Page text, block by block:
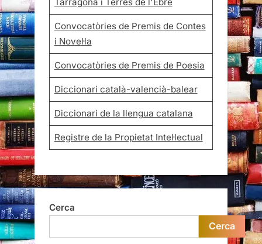
Convocatòries de Premis de Contes
i Novel·la
Convocatòries de Premis de Poesia
Diccionari català-valencià-balear
Diccionari de la llengua catalana
Registre de la Propietat Intel·lectual
Cerca
Cerca